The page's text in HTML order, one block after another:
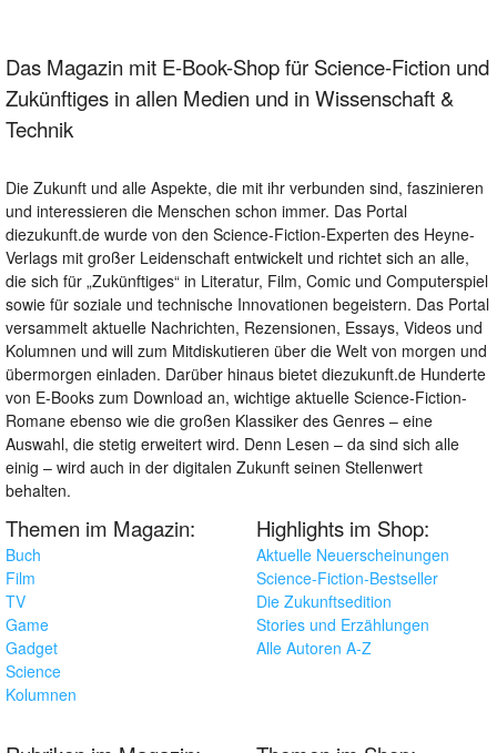
Das Magazin mit E-Book-Shop für Science-Fiction und
Zukünftiges in allen Medien und in Wissenschaft &
Technik
Die Zukunft und alle Aspekte, die mit ihr verbunden sind, faszinieren
und interessieren die Menschen schon immer. Das Portal
diezukunft.de wurde von den Science-Fiction-Experten des Heyne-
Verlags mit großer Leidenschaft entwickelt und richtet sich an alle,
die sich für „Zukünftiges“ in Literatur, Film, Comic und Computerspiel
sowie für soziale und technische Innovationen begeistern. Das Portal
versammelt aktuelle Nachrichten, Rezensionen, Essays, Videos und
Kolumnen und will zum Mitdiskutieren über die Welt von morgen und
übermorgen einladen. Darüber hinaus bietet diezukunft.de Hunderte
von E-Books zum Download an, wichtige aktuelle Science-Fiction-
Romane ebenso wie die großen Klassiker des Genres – eine
Auswahl, die stetig erweitert wird. Denn Lesen – da sind sich alle
einig – wird auch in der digitalen Zukunft seinen Stellenwert
behalten.
Themen im Magazin:
Buch
Film
TV
Game
Gadget
Science
Kolumnen
Highlights im Shop:
Aktuelle Neuerscheinungen
Science-Fiction-Bestseller
Die Zukunftsedition
Stories und Erzählungen
Alle Autoren A-Z